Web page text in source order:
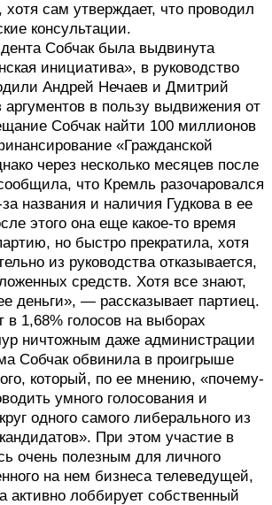
хотя сам утверждает, что проводил
консультации.
Собчак была выдвинута
инициатива», в руководство
Андрей Нечаев и Дмитрий
в пользу выдвижения от
Собчак найти 100 миллионов
«Гражданской
через несколько месяцев после
что Кремль разочаровался
названия и наличия Гудкова в ее
этого она еще какое-то время
но быстро прекратила, хотя
из руководства отказывается,
средств. Хотя все знают,
деньги», — рассказывает партиец.
в 1,68% голосов на выборах
ничтожным даже администрации
Собчак обвинила в проигрыше
который, по ее мнению, «почему-
умного голосования и
одного самого либерального из
При этом участие в
очень полезным для личного
на нем бизнеса телеведущей,
активно лоббирует собственный